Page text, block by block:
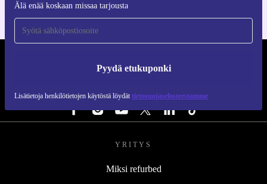
Älä enää koskaan missaa tarjousta
Pyydä etukuponki
Lisätietoja henkilötietojen käytöstä löydät tietosuojaselosteestamme
YRITYS
Miksi refurbed